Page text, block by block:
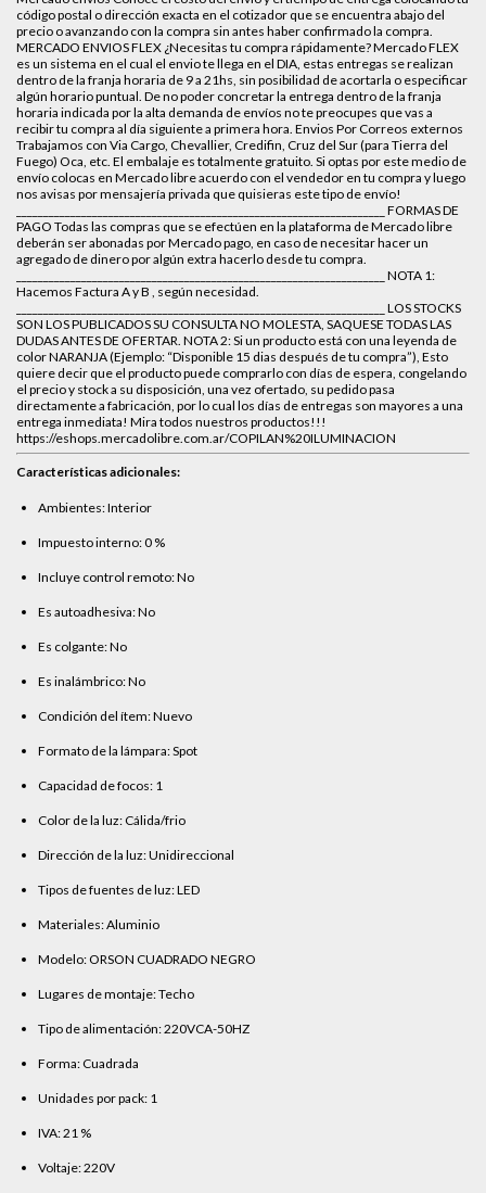
código postal o dirección exacta en el cotizador que se encuentra abajo del
precio o avanzando con la compra sin antes haber confirmado la compra.
MERCADO ENVIOS FLEX ¿Necesitas tu compra rápidamente? Mercado FLEX
es un sistema en el cual el envio te llega en el DIA, estas entregas se realizan
dentro de la franja horaria de 9 a 21hs, sin posibilidad de acortarla o especificar
algún horario puntual. De no poder concretar la entrega dentro de la franja
horaria indicada por la alta demanda de envíos no te preocupes que vas a
recibir tu compra al día siguiente a primera hora. Envios Por Correos externos
Trabajamos con Via Cargo, Chevallier, Credifin, Cruz del Sur (para Tierra del
Fuego) Oca, etc. El embalaje es totalmente gratuito. Si optas por este medio de
envío colocas en Mercado libre acuerdo con el vendedor en tu compra y luego
nos avisas por mensajería privada que quisieras este tipo de envío!
____________________________________________________________________ FORMAS DE
PAGO Todas las compras que se efectúen en la plataforma de Mercado libre
deberán ser abonadas por Mercado pago, en caso de necesitar hacer un
agregado de dinero por algún extra hacerlo desde tu compra.
____________________________________________________________________ NOTA 1:
Hacemos Factura A y B , según necesidad.
____________________________________________________________________ LOS STOCKS
SON LOS PUBLICADOS SU CONSULTA NO MOLESTA, SAQUESE TODAS LAS
DUDAS ANTES DE OFERTAR. NOTA 2: Si un producto está con una leyenda de
color NARANJA (Ejemplo: “Disponible 15 dias después de tu compra”), Esto
quiere decir que el producto puede comprarlo con días de espera, congelando
el precio y stock a su disposición, una vez ofertado, su pedido pasa
directamente a fabricación, por lo cual los días de entregas son mayores a una
entrega inmediata! Mira todos nuestros productos!!!
https://eshops.mercadolibre.com.ar/COPILAN%20ILUMINACION
Características adicionales:
Ambientes: Interior
Impuesto interno: 0 %
Incluye control remoto: No
Es autoadhesiva: No
Es colgante: No
Es inalámbrico: No
Condición del ítem: Nuevo
Formato de la lámpara: Spot
Capacidad de focos: 1
Color de la luz: Cálida/frio
Dirección de la luz: Unidireccional
Tipos de fuentes de luz: LED
Materiales: Aluminio
Modelo: ORSON CUADRADO NEGRO
Lugares de montaje: Techo
Tipo de alimentación: 220VCA-50HZ
Forma: Cuadrada
Unidades por pack: 1
IVA: 21 %
Voltaje: 220V